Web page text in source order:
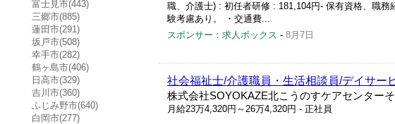
富士見市(443)
三郷市(885)
蓮田市(291)
坂戸市(508)
幸手市(282)
鶴ヶ島市(406)
日高市(329)
吉川市(360)
ふじみ野市(640)
白岡市(277)
職、介護士) : 初任者研修 : 181,104円- 保有資格、職
験考慮あり。 ・交通費...
スポンサー：求人ボックス - 8月7日
社会福祉士/介護職員・生活相談員/デイサー
株式会社SOYOKAZE北こうのすケアセンター
月給23万4,320円～26万4,320円 - 正社員